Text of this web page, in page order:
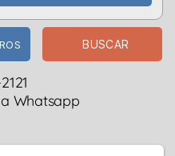
BUSCAR
Whatsapp